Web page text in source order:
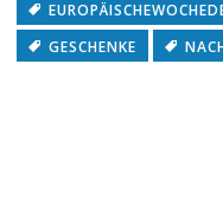
GESCHENKE